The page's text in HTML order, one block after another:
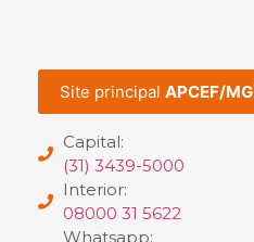
Site principal APCEF/MG
Capital:
(31) 3439-5000
Interior:
08000 31 5622
Whatsapp: